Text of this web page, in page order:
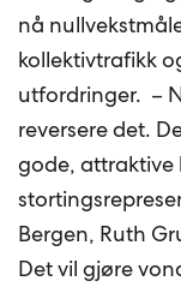
nå
kollektivtrafikk
utfordringer. –
reversere det.
gode, attraktive
Bergen, Ruth
Det vil gjøre